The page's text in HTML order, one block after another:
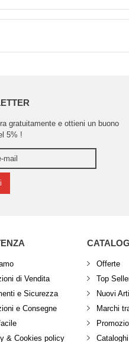
gratuitamente e ottieni un buono
5% !
di Vendita
e Sicurezza
e Consegne
& Cookies policy
Offerte
Top
Nuovi
Marchi